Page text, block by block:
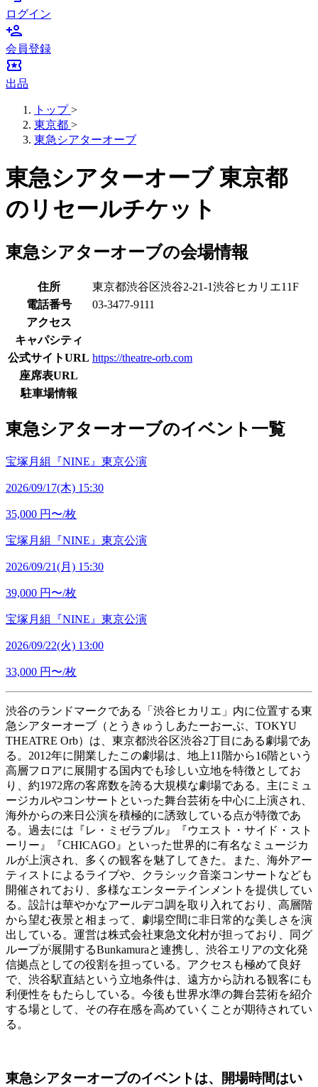
ログイン
person_add
会員登録
local_activity
出品
トップ >
東京都 >
東急シアターオーブ
東急シアターオーブ 東京都
のリセールチケット
東急シアターオーブの会場情報
住所
東京都渋谷区渋谷2-21-1渋谷ヒカリエ11F
電話番号
03-3477-9111
アクセス
キャパシティ
公式サイトURL https://theatre-orb.com
座席表URL
駐車場情報
東急シアターオーブのイベント一覧
宝塚月組『NINE』東京公演
2026/09/17(木) 15:30
35,000 円〜/枚
宝塚月組『NINE』東京公演
2026/09/21(月) 15:30
39,000 円〜/枚
宝塚月組『NINE』東京公演
2026/09/22(火) 13:00
33,000 円〜/枚
渋谷のランドマークである「渋谷ヒカリエ」内に位置する東
急シアターオーブ（とうきゅうしあたーおーぶ、TOKYU
THEATRE Orb）は、東京都渋谷区渋谷2丁目にある劇場であ
る。2012年に開業したこの劇場は、地上11階から16階という
高層フロアに展開する国内でも珍しい立地を特徴としてお
り、約1972席の客席数を誇る大規模な劇場である。主にミュ
ージカルやコンサートといった舞台芸術を中心に上演され、
海外からの来日公演を積極的に誘致している点が特徴であ
る。過去には『レ・ミゼラブル』『ウエスト・サイド・スト
ーリー』『CHICAGO』といった世界的に有名なミュージカ
ルが上演され、多くの観客を魅了してきた。また、海外アー
ティストによるライブや、クラシック音楽コンサートなども
開催されており、多様なエンターテインメントを提供してい
る。設計は華やかなアールデコ調を取り入れており、高層階
から望む夜景と相まって、劇場空間に非日常的な美しさを演
出している。運営は株式会社東急文化村が担っており、同グ
ループが展開するBunkamuraと連携し、渋谷エリアの文化発
信拠点としての役割を担っている。アクセスも極めて良好
で、渋谷駅直結という立地条件は、遠方から訪れる観客にも
利便性をもたらしている。今後も世界水準の舞台芸術を紹介
する場として、その存在感を高めていくことが期待されてい
る。
東急シアターオーブのイベントは、開場時間はい